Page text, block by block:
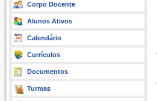
Corpo Docente
Alunos Ativos
Calendário
Currículos
Documentos
Turmas